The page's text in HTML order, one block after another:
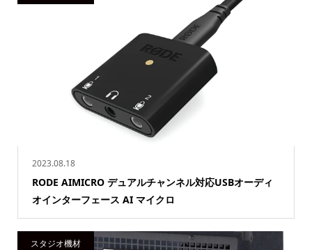
2023.08.18
RODE AIMICRO デュアルチャンネル対応USBオーディ
オインターフェース AI マイクロ
スタジオ機材